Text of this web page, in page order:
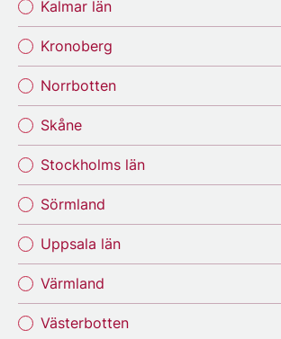
Kalmar län
Kronoberg
Norrbotten
Skåne
Stockholms län
Sörmland
Uppsala län
Värmland
Västerbotten